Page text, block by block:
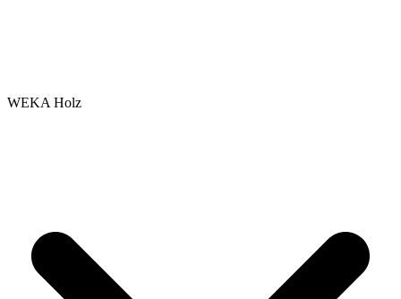
WEKA Holz